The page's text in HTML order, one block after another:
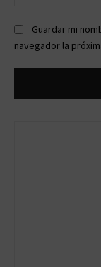
Guardar mi
navegador la